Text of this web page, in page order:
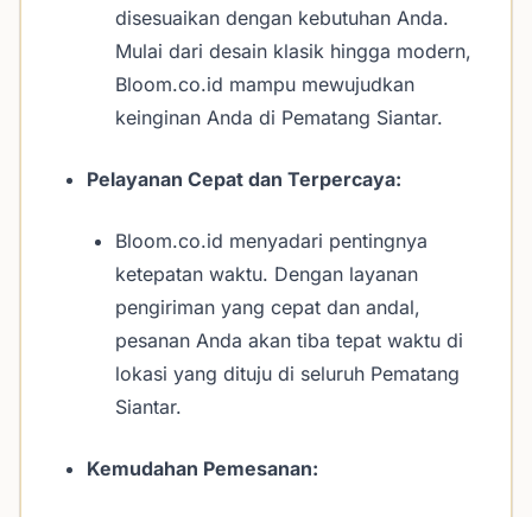
disesuaikan dengan kebutuhan Anda.
Mulai dari desain klasik hingga modern,
Bloom.co.id mampu mewujudkan
keinginan Anda di Pematang Siantar.
Pelayanan Cepat dan Terpercaya:
Bloom.co.id menyadari pentingnya
ketepatan waktu. Dengan layanan
pengiriman yang cepat dan andal,
pesanan Anda akan tiba tepat waktu di
lokasi yang dituju di seluruh Pematang
Siantar.
Kemudahan Pemesanan: